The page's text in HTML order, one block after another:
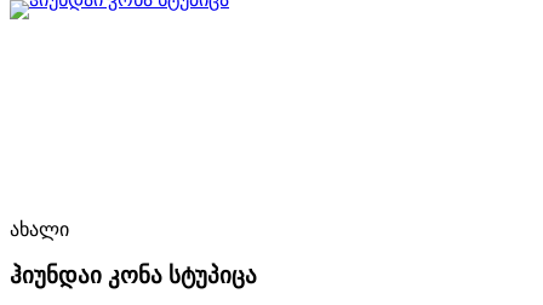
ახალი
ჰიუნდაი კონა სტუპიცა